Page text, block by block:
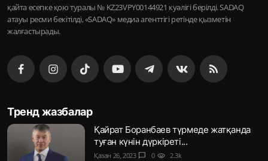
қайта есепке қою туралы № KZ23VPY00144921 куәлігі берілді. SADAQ
атауы ресми бекітілді, «SADAQ» медиа агенттігі ретінде қызметін
жалғастырады.
Тренд жазбалар
Қайрат Боранбаев түрмеде жатқанда
туған күнін дүркіреті...
Қазан 26, 2023 chat_bubble 0 visibility 2.3k